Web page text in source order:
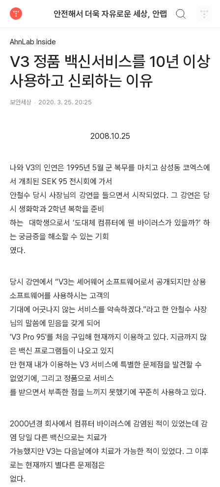
안전해서 더욱 자유로운 세상, 안랩
AhnLab Inside
V3 정품 백신서비스를 10년 이상
사용하고 신뢰하는 이유
보안세상 2020. 3. 25. 20:25
2008.10.25
나와 V3의 인연은 1995년 5월 군 복무를 마치고 삼성동 코엑스에
서 개최된 SEK 95 전시회에 가서
안철수 당시 사장님의 강연을 들으면서 시작되었다. 그 강연은 당
시 생화학과 2학년 복학을 준비
하는 대학생으로서 ‘도대체 컴퓨터에 웬 바이러스가 있을까?’ 하
는 궁금증을 해소할 수 있는 기회
였다.
당시 강연에서 “V3는 셰어웨어 소프트웨어로서 공개되지만 상용
소프트웨어를 사용하시는 고객의
기대에 어긋나지 않는 서비스를 약속하겠다.”라고 한 안철수 사장
님의 말씀에 믿음을 갖게 되어
'V3 Pro 95'를 처음 구입해 현재까지 이용하고 있다. 지금까지 많
은 백신 프로그램들이 나오고 있지
만 현재 내가 이용하는 V3 서비스에 특별한 문제점을 발견할 수
없었기에, 그리고 정품으로 서비스
를 받으면서 부족한 점을 느끼지 못했기에 꾸준히 사용하고 있다.
2000년경 회사에서 컴퓨터 바이러스에 감염된 적이 있었는데 감
염 당일 다른 백신으로는 치료가
가능했지만 V3는 다음날에야 치료가 가능한 적이 있었다. 그 이후
로는 현재까지 별다른 문제점은
없다.